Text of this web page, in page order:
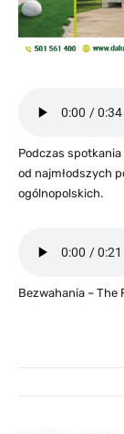
Podczas
od najmłodszych
ogólnopolskich.
Bezwahania – The